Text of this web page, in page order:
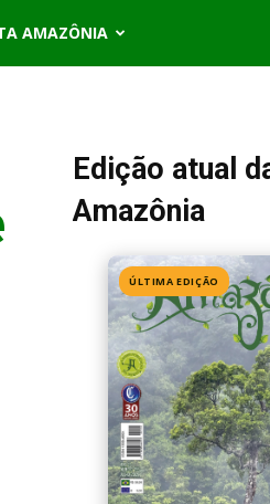
AMAZÔNIA
Edição atual
Amazônia
ÚLTIMA EDIÇÃO